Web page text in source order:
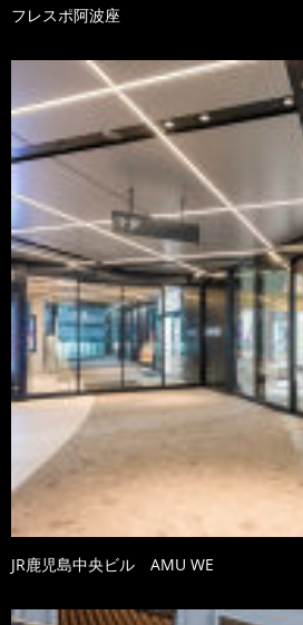
フレスポ阿波座
JR鹿児島中央ビル AMU WE